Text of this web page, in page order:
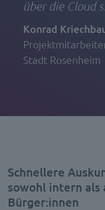
über die Cloud
Konrad
Stadt Rosenheim
Schnellere
sowohl intern als
Bürger:innen